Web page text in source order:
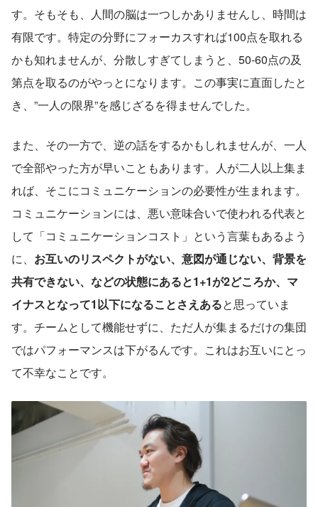
す。そもそも、人間の脳は一つしかありませんし、時間は
有限です。特定の分野にフォーカスすれば100点を取れる
かも知れませんが、分散しすぎてしまうと、50-60点の及
第点を取るのがやっとになります。この事実に直面したと
き、”一人の限界”を感じざるを得ませんでした。
また、その一方で、逆の話をするかもしれませんが、一人
で全部やった方が早いこともあります。人が二人以上集ま
れば、そこにコミュニケーションの必要性が生まれます。
コミュニケーションには、悪い意味合いで使われる代表と
して「コミュニケーションコスト」という言葉もあるよう
に、 お互いのリスペクトがない、意図が通じない、背景を
共有できない、などの状態にあると1+1が2どころか、マ
イナスとなって1以下になることさえあると思っていま
す。チームとして機能せずに、ただ人が集まるだけの集団
ではパフォーマンスは下がるんです。これはお互いにとっ
て不幸なことです。